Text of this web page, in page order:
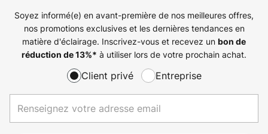
Soyez informé(e) en avant-première de nos meilleures offres,
nos promotions exclusives et les dernières tendances en
matière d'éclairage. Inscrivez-vous et recevez un bon de
réduction de13%* à utiliser lors de votre prochain achat.
Client privé Entreprise